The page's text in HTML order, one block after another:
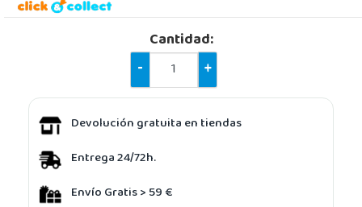
Cantidad:
-
+
Devolución gratuita en tiendas
Entrega 24/72h.
Envío Gratis > 59 €